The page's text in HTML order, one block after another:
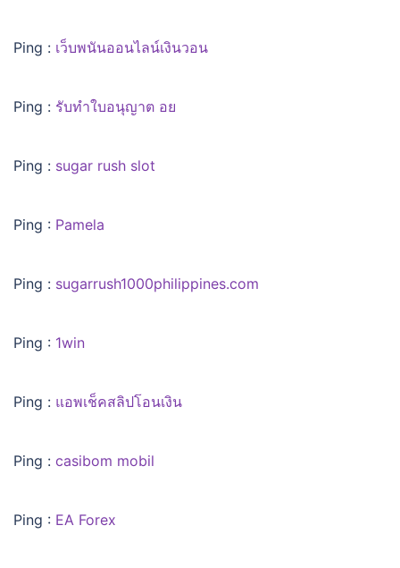
Ping : เว็บพนันออนไลน์เงินวอน
Ping : รับทำใบอนุญาต อย
Ping : sugar rush slot
Ping : Pamela
Ping : sugarrush1000philippines.com
Ping : 1win
Ping : แอพเช็คสลิปโอนเงิน
Ping : casibom mobil
Ping : EA Forex